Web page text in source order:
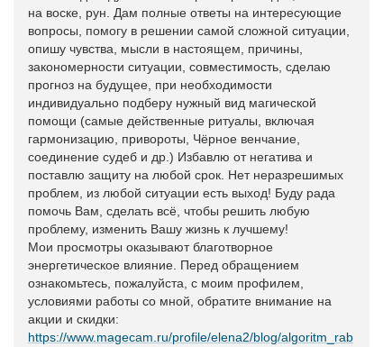
на воске, рун. Дам полные ответы на интересующие
вопросы, помогу в решении самой сложной ситуации,
опишу чувства, мысли в настоящем, причины,
закономерности ситуации, совместимость, сделаю
прогноз на будущее, при необходимости
индивидуально подберу нужный вид магической
помощи (самые действенные ритуалы, включая
гармонизацию, привороты, Чёрное венчание,
соединение судеб и др.) Избавлю от негатива и
поставлю защиту на любой срок. Нет неразрешимых
проблем, из любой ситуации есть выход! Буду рада
помочь Вам, сделать всё, чтобы решить любую
проблему, изменить Вашу жизнь к лучшему!
Мои просмотры оказывают благотворное
энергетическое влияние. Перед обращением
ознакомьтесь, пожалуйста, с моим профилем,
условиями работы со мной, обратите внимание на
акции и скидки:
https://www.magecam.ru/profile/elena2/blog/algoritm_rab